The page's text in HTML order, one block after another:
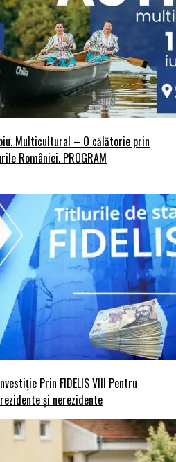
Multicultural – O călătorie prin
României. PROGRAM
Prin FIDELIS VIII Pentru
și nerezidente